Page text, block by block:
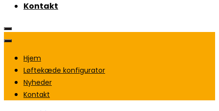
Kontakt
Hjem
Løftekæde konfigurator
Nyheder
Kontakt